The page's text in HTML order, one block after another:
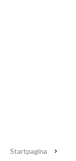
Startpagina